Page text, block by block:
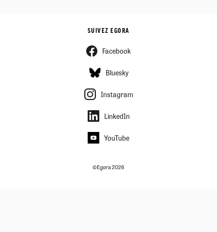
SUIVEZ EGORA
Facebook
Bluesky
Instagram
LinkedIn
YouTube
©Egora 2026